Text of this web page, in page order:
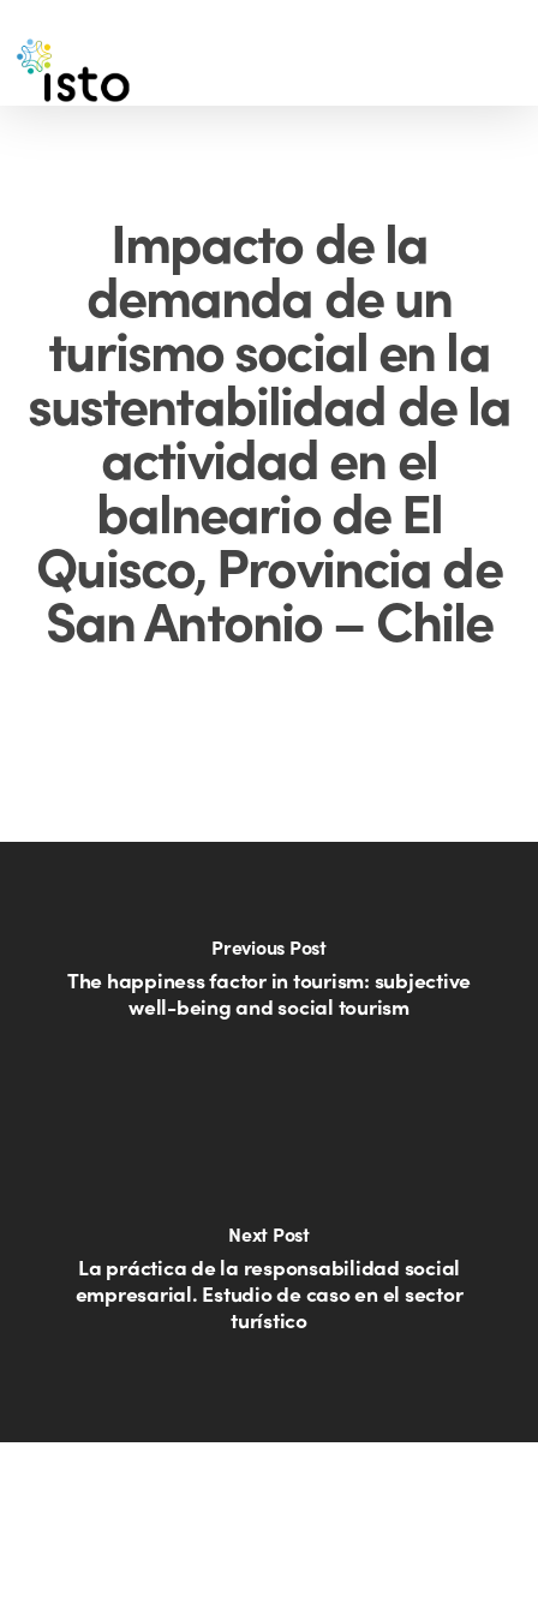
main
content
Impacto de la
demanda de un
turismo social en la
sustentabilidad de la
actividad en el
balneario de El
Quisco, Provincia de
San Antonio – Chile
Previous Post
The happiness factor in tourism: subjective
well-being and social tourism
Next Post
La práctica de la responsabilidad social
empresarial. Estudio de caso en el sector
turístico